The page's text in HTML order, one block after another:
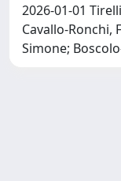
2026-01-01
Cavallo-Ronchi,
Simone;